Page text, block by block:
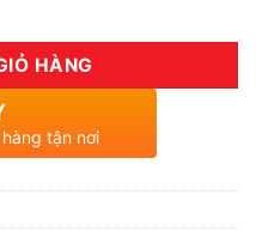
HÀNG
tận nơi